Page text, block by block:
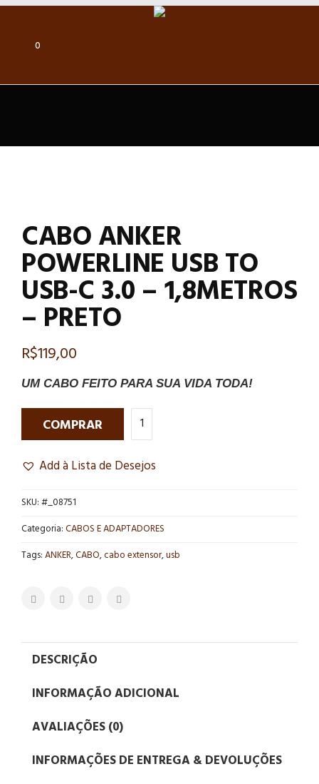
0
CABO ANKER
POWERLINE USB TO
USB-C 3.0 – 1,8METROS
– PRETO
R$119,00
UM CABO FEITO PARA SUA VIDA TODA!
COMPRAR
Add à Lista de Desejos
SKU:#_08751
Categoria:CABOS E ADAPTADORES
Tags:ANKER,CABO,cabo extensor,usb
DESCRIÇÃO
INFORMAÇÃO ADICIONAL
AVALIAÇÕES (0)
INFORMAÇÕES DE ENTREGA & DEVOLUÇÕES